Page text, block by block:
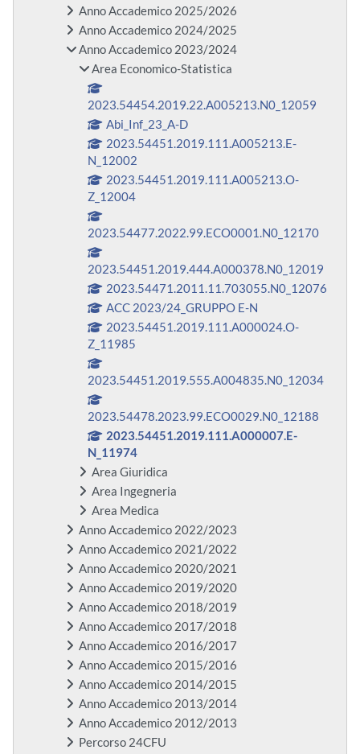
Anno Accademico 2025/2026
Anno Accademico 2024/2025
Anno Accademico 2023/2024
Area Economico-Statistica
2023.54454.2019.22.A005213.N0_12059
Abi_Inf_23_A-D
2023.54451.2019.111.A005213.E-
N_12002
2023.54451.2019.111.A005213.O-
Z_12004
2023.54477.2022.99.ECO0001.N0_12170
2023.54451.2019.444.A000378.N0_12019
2023.54471.2011.11.703055.N0_12076
ACC 2023/24_GRUPPO E-N
2023.54451.2019.111.A000024.O-
Z_11985
2023.54451.2019.555.A004835.N0_12034
2023.54478.2023.99.ECO0029.N0_12188
2023.54451.2019.111.A000007.E-
N_11974
Area Giuridica
Area Ingegneria
Area Medica
Anno Accademico 2022/2023
Anno Accademico 2021/2022
Anno Accademico 2020/2021
Anno Accademico 2019/2020
Anno Accademico 2018/2019
Anno Accademico 2017/2018
Anno Accademico 2016/2017
Anno Accademico 2015/2016
Anno Accademico 2014/2015
Anno Accademico 2013/2014
Anno Accademico 2012/2013
Percorso 24CFU